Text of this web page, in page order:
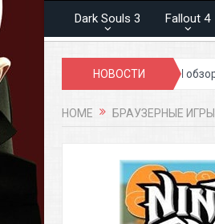
Dark Souls 3 Fallout 4
НОВОСТИ
игры Blood and Soul обзор игры
HOME БРАУЗЕРНЫЕ ИГРЫ